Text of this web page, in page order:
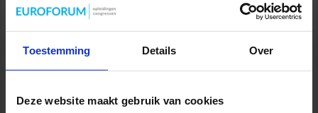
Toestemming Details Over
Deze website maakt gebruik van cookies